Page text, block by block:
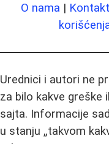
O nama | Kontakt
Urednici i autori ne
za bilo kakve greške
sajta. Informacije
u stanju „takvom